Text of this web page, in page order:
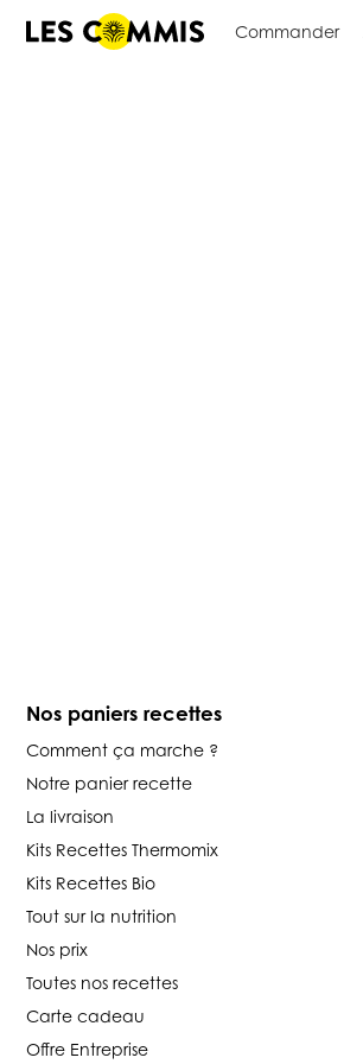
Commander
Nos paniers recettes
Comment ça marche ?
Notre panier recette
La livraison
Kits Recettes Thermomix
Kits Recettes Bio
Tout sur la nutrition
Nos prix
Toutes nos recettes
Carte cadeau
Offre Entreprise